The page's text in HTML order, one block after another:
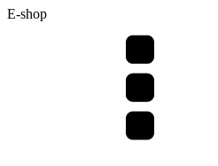
E-shop